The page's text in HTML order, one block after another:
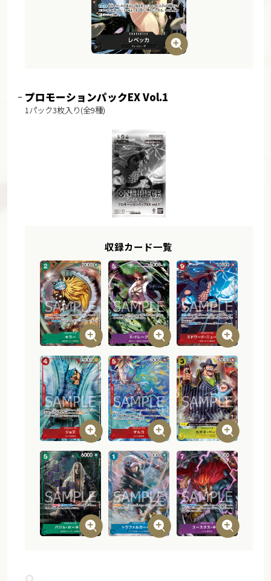
プロモーションパックEX Vol.1
1パック3枚入り(全9種)
収録カード一覧